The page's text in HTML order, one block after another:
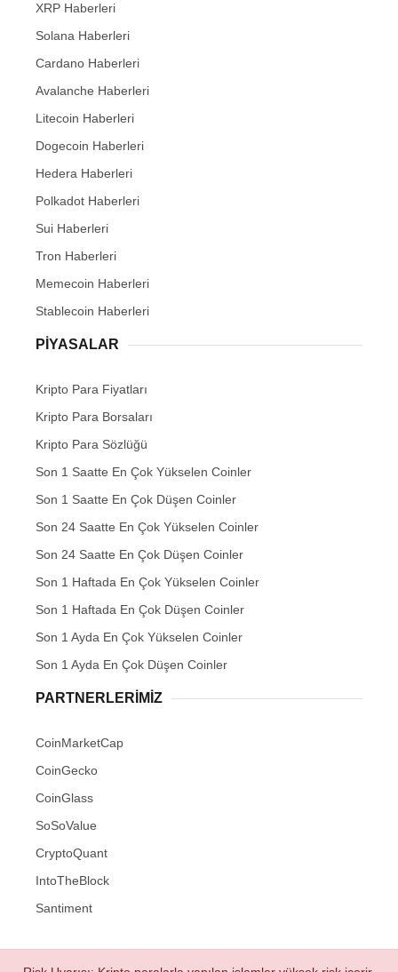
XRP Haberleri
Solana Haberleri
Cardano Haberleri
Avalanche Haberleri
Litecoin Haberleri
Dogecoin Haberleri
Hedera Haberleri
Polkadot Haberleri
Sui Haberleri
Tron Haberleri
Memecoin Haberleri
Stablecoin Haberleri
PIYASALAR
Kripto Para Fiyatları
Kripto Para Borsaları
Kripto Para Sözlüğü
Son 1 Saatte En Çok Yükselen Coinler
Son 1 Saatte En Çok Düşen Coinler
Son 24 Saatte En Çok Yükselen Coinler
Son 24 Saatte En Çok Düşen Coinler
Son 1 Haftada En Çok Yükselen Coinler
Son 1 Haftada En Çok Düşen Coinler
Son 1 Ayda En Çok Yükselen Coinler
Son 1 Ayda En Çok Düşen Coinler
PARTNERLERIMIZ
CoinMarketCap
CoinGecko
CoinGlass
SoSoValue
CryptoQuant
IntoTheBlock
Santiment